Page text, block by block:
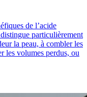
de l’acide
particulièrement
la peau, à combler les
les volumes perdus, ou